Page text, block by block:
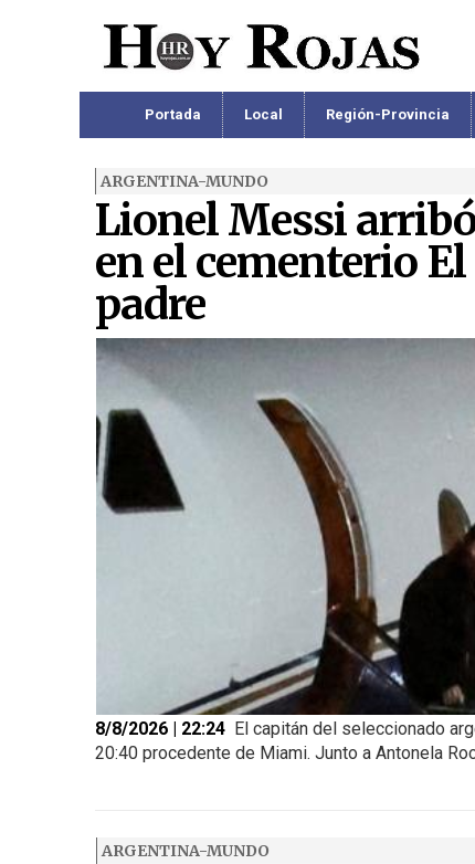
Portada Local Región-Provincia
ARGENTINA-MUNDO
Lionel Messi
en el cementerio
padre
8/8/2026 | 22:24 El capitán del seleccionado
20:40 procedente de Miami. Junto a Antonela
ARGENTINA-MUNDO